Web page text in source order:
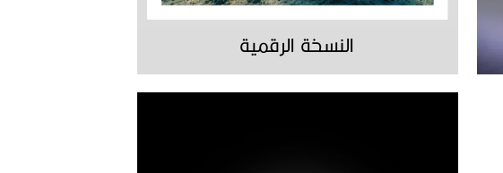
النسخة الرقمية